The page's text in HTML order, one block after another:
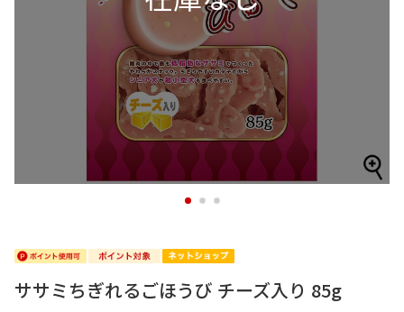
1 2 3
ササミちぎれるごほうび チーズ入り 85g